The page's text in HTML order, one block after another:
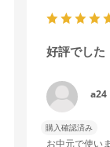
好評でした
a24
購入確認済み
お中元で使い